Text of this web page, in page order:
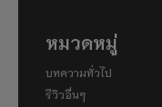
หมวดหมู่
บทความทั่วไป
รีวิวอื่นๆ